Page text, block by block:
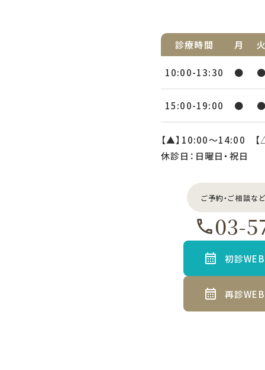
診療時間 月 火
10:00-13:30 ● ●
15:00-19:00 ● ●
【▲】10:00〜14:00
休診日：日曜日・祝日
ご予約・ご相談な
03-
初診
再診